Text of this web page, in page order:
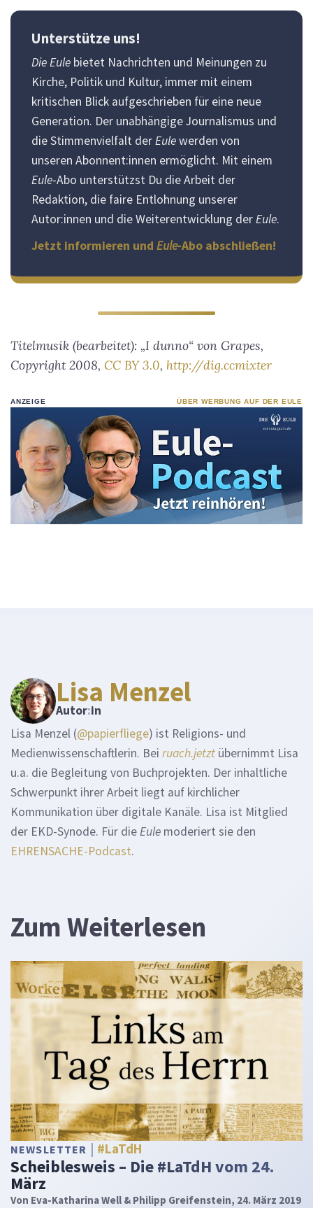
Unterstütze uns!
Die Eule bietet Nachrichten und Meinungen zu
Kirche, Politik und Kultur, immer mit einem
kritischen Blick aufgeschrieben für eine neue
Generation. Der unabhängige Journalismus und
die Stimmenvielfalt derEulewerden von
unseren Abonnent:innen ermöglicht. Mit einem
Eule-Abo unterstützst Du die Arbeit der
Redaktion, die faire Entlohnung unserer
Autor:innen und die Weiterentwicklung derEule.
Jetzt informieren und Eule-Abo abschließen!
Titelmusik (bearbeitet): „I dunno“ von Grapes,
Copyright 2008, CC BY 3.0, http://dig.ccmixter
ANZEIGE ÜBER WERBUNG AUF DER EULE
Lisa Menzel
Autor:in
Lisa Menzel (@papierfliege) ist Religions- und
Medienwissenschaftlerin. Bei ruach.jetzt übernimmt Lisa
u.a. die Begleitung von Buchprojekten. Der inhaltliche
Schwerpunkt ihrer Arbeit liegt auf kirchlicher
Kommunikation über digitale Kanäle. Lisa ist Mitglied
der EKD-Synode. Für dieEule moderiert sie den
EHRENSACHE-Podcast.
Zum Weiterlesen
NEWSLETTER #LaTdH
Scheiblesweis – Die #LaTdH vom 24.
März
Von Eva-Katharina Well & Philipp Greifenstein, 24. März 2019